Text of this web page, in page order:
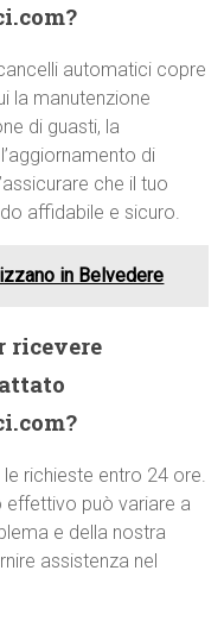
automatici copre
la manutenzione
di guasti, la
di
che il tuo
affidabile e sicuro.
in Belvedere
ricevere
richieste entro 24 ore.
effettivo può variare a
e della nostra
assistenza nel